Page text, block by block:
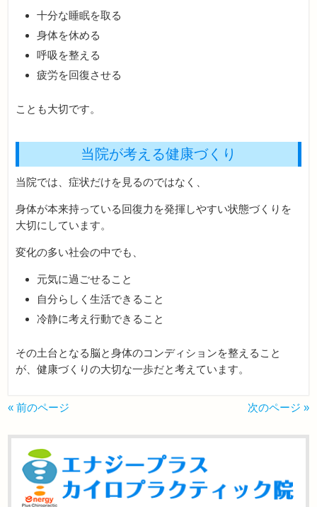
十分な睡眠を取る
身体を休める
呼吸を整える
疲労を回復させる
ことも大切です。
当院が考える健康づくり
当院では、症状だけを見るのではなく、
身体が本来持っている回復力を発揮しやすい状態づくりを
大切にしています。
変化の多い社会の中でも、
元気に過ごせること
自分らしく生活できること
冷静に考え行動できること
その土台となる脳と身体のコンディションを整えること
が、健康づくりの大切な一歩だと考えています。
« 前のページ 次のページ »